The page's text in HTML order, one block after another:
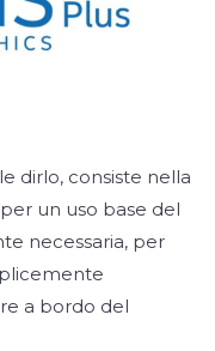
dirlo, consiste nella
un uso base del
necessaria, per
a bordo del